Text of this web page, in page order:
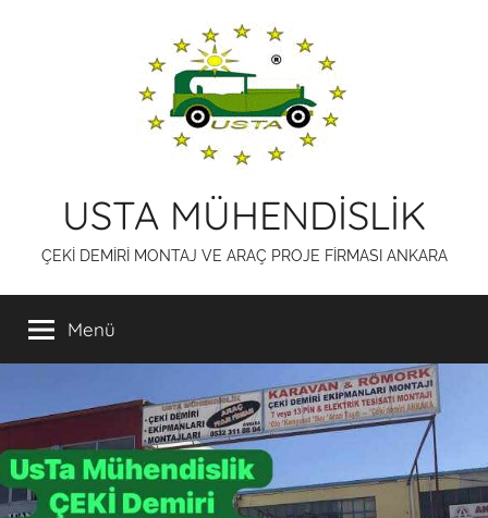
USTA MÜHENDİSLİK
ÇEKİ DEMİRİ MONTAJ VE ARAÇ PROJE FİRMASI ANKARA
Menü